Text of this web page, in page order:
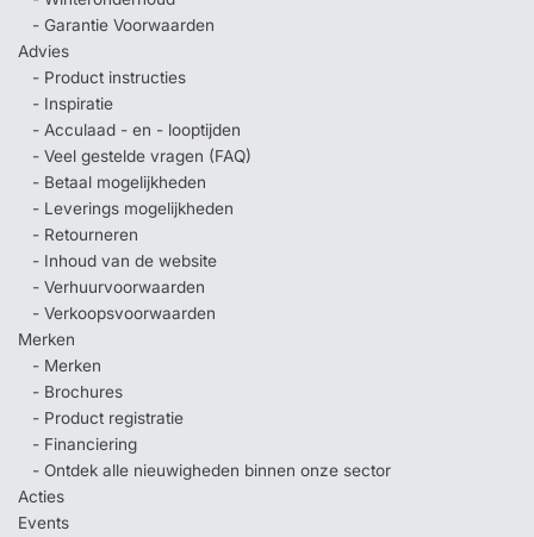
- Garantie Voorwaarden
Advies
- Product instructies
- Inspiratie
- Acculaad - en - looptijden
- Veel gestelde vragen (FAQ)
- Betaal mogelijkheden
- Leverings mogelijkheden
- Retourneren
- Inhoud van de website
- Verhuurvoorwaarden
- Verkoopsvoorwaarden
Merken
- Merken
- Brochures
- Product registratie
- Financiering
- Ontdek alle nieuwigheden binnen onze sector
Acties
Events